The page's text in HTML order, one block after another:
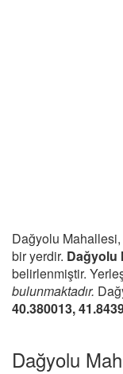
Dağyolu Mahallesi,
bir yerdir. Dağyolu
belirlenmiştir.
bulunmaktadır.
40.380013,
Dağyolu